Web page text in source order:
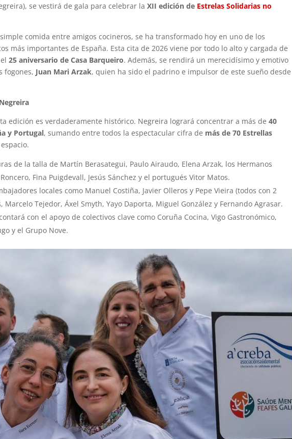
se vestirá de gala para celebrar laXII edición de Estrelas Solidarias no
comida entre amigos cocineros, se ha transformado hoy en uno de los
más importantes de España. Esta cita de 2026 viene por todo lo alto y cargada de
el25 aniversario de Casa Barqueiro. Además, se rendirá un merecidísimo y emotivo
fogones, Juan Mari Arzak, quien ha sido el padrino e impulsor de este sueño desde
edición es verdaderamente histórico. Negreira logrará concentrar a más de40
y Portugal, sumando entre todos la espectacular cifra de más de 70 Estrellas
de la talla de Martín Berasategui, Paulo Airaudo, Elena Arzak, los Hermanos
Fina Puigdevall, Jesús Sánchez y el portugués Vitor Matos.
locales como Manuel Costiña, Javier Olleros y Pepe Vieira (todos con 2
Marcelo Tejedor, Áxel Smyth, Yayo Daporta, Miguel González y Fernando Agrasar.
con el apoyo de colectivos clave como Coruña Cocina, Vigo Gastronómico,
y el Grupo Nove.